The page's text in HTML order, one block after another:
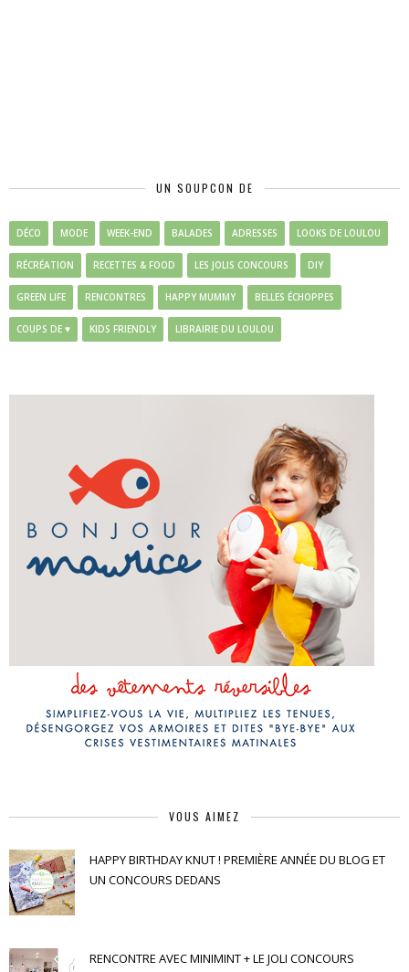
UN SOUPCON DE
DÉCO MODE WEEK-END BALADES ADRESSES LOOKS DE LOULOU
RÉCRÉATION RECETTES & FOOD LES JOLIS CONCOURS DIY
GREEN LIFE RENCONTRES HAPPY MUMMY BELLES ÉCHOPPES
COUPS DE ♥ KIDS FRIENDLY LIBRAIRIE DU LOULOU
VOUS AIMEZ
HAPPY BIRTHDAY KNUT ! PREMIÈRE ANNÉE DU BLOG ET
UN CONCOURS DEDANS
RENCONTRE AVEC MINIMINT + LE JOLI CONCOURS